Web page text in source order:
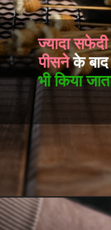
ज्यादा
पीसनेके
भी किया